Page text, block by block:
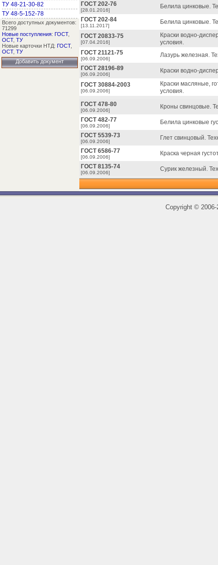
ТУ 48-21-30-82
ТУ 48-5-152-78
Всего доступных документов:
71299
Новые поступления: ГОСТ,
ОСТ, ТУ
Новые карточки НТД: ГОСТ,
ОСТ, ТУ
Добавить документ
ГОСТ 202-76
[28.01.2016]
Белила цинковые.
ГОСТ 202-84
[13.11.2017]
Белила цинковые.
ГОСТ 20833-75
[07.04.2016]
Краски водно-
условия.
ГОСТ 21121-75
[06.09.2006]
Лазурь железная.
ГОСТ 28196-89
[06.09.2006]
Краски водно-
ГОСТ 30884-2003
[06.09.2006]
Краски масляные,
условия.
ГОСТ 478-80
[06.09.2006]
Кроны свинцовые.
ГОСТ 482-77
[06.09.2006]
Белила цинковые
ГОСТ 5539-73
[06.09.2006]
Глет свинцовый.
ГОСТ 6586-77
[06.09.2006]
Краска черная
ГОСТ 8135-74
[06.09.2006]
Сурик железный.
Copyright ©